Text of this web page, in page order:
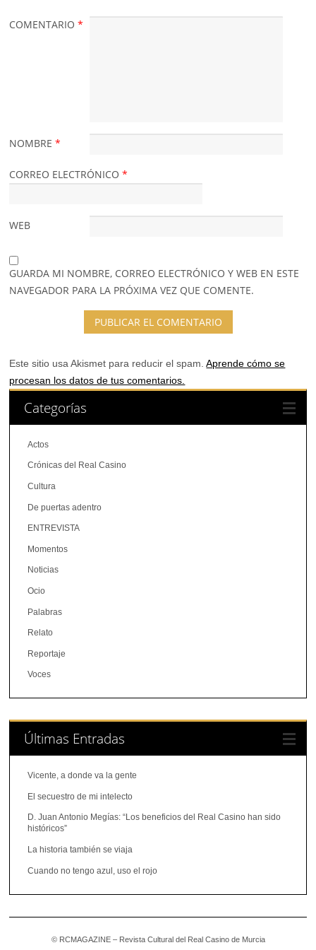
COMENTARIO*
NOMBRE*
CORREO ELECTRÓNICO*
WEB
GUARDA MI NOMBRE, CORREO ELECTRÓNICO Y WEB EN ESTE
NAVEGADOR PARA LA PRÓXIMA VEZ QUE COMENTE.
Este sitio usa Akismet para reducir el spam.Aprende cómo se
procesan los datos de tus comentarios.
Categorías
Actos
Crónicas del Real Casino
Cultura
De puertas adentro
ENTREVISTA
Momentos
Noticias
Ocio
Palabras
Relato
Reportaje
Voces
Últimas Entradas
Vicente, a donde va la gente
El secuestro de mi intelecto
D. Juan Antonio Megías: “Los beneficios del Real Casino han sido
históricos”
La historia también se viaja
Cuando no tengo azul, uso el rojo
© RCMAGAZINE – Revista Cultural del Real Casino de Murcia